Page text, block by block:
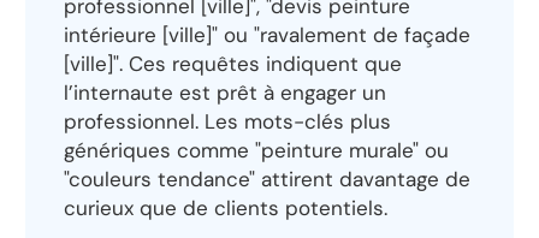
professionnel [ville]", "devis peinture
intérieure [ville]" ou "ravalement de façade
[ville]". Ces requêtes indiquent que
l’internaute est prêt à engager un
professionnel. Les mots-clés plus
génériques comme "peinture murale" ou
"couleurs tendance" attirent davantage de
curieux que de clients potentiels.